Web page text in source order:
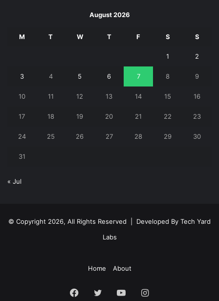
August 2026
M T W T F S S
1 2
3 4 5 6 7 8 9
10 11 12 13 14 15 16
17 18 19 20 21 22 23
24 25 26 27 28 29 30
31
« Jul
© Copyright 2026, All Rights Reserved | Developed By Tech Yard
Labs
Home About
Facebook
Twitter YouTubeInstagram